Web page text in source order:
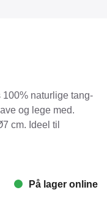
naturlige tang-
og lege med.
cm. Ideel til
På lager online